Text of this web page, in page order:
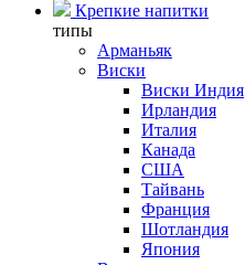
Крепкие напитки
типы
Арманьяк
Виски
Виски Индия
Ирландия
Италия
Канада
США
Тайвань
Франция
Шотландия
Япония